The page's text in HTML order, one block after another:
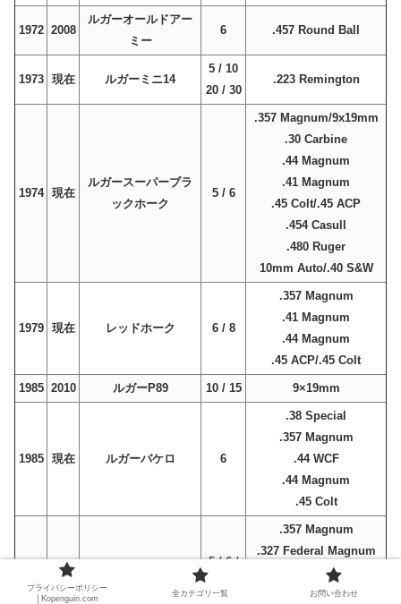
1972 2008
ルガーオールドアー
ミー
6 .457 Round Ball
1973 現在 ルガーミニ14
5 / 10
20 / 30
.223 Remington
1974 現在
ルガースーパーブラ
ックホーク
5 / 6
.357 Magnum/9x19mm
.30 Carbine
.44 Magnum
.41 Magnum
.45 Colt/.45 ACP
.454 Casull
.480 Ruger
10mm Auto/.40 S&W
1979 現在 レッドホーク 6 / 8
.357 Magnum
.41 Magnum
.44 Magnum
.45 ACP/.45 Colt
1985 2010 ルガーP89 10 / 15 9×19mm
1985 現在 ルガーバケロ 6
.38 Special
.357 Magnum
.44 WCF
.44 Magnum
.45 Colt
1987 現在
5 / 6 /
.357 Magnum
.327 Federal Magnum
.22 LR
.44 Special
プライバシーポリシー
│Kopenguin.com
全カテゴリ一覧 お問い合わせ